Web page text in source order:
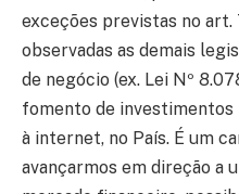
exceções previstas no art.
observadas as demais
de negócio (ex. Lei Nº
fomento de
à internet, no País. É um
avançarmos em direção a